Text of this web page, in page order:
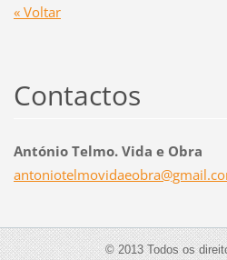
« Voltar
Contactos
António Telmo. Vida e Obra
antoniotelmovidaeobra@gm
© 2013 Todos os